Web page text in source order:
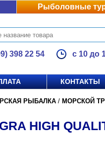
Рыболовные
398 22 54 с 10 до
КОНТАКТЫ
РЫБАЛКА / МОРСКОЙ
HIGH